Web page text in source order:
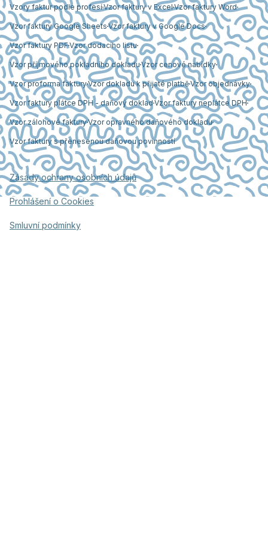
Vzory faktur podle profesíVzor faktury v ExcelVzor faktury Word
Vzor faktury Google Sheets Vzor faktury v Google Docs
Vzor faktury PDFVzor dodacího listu
Vzor příjmového pokladního dokladu Vzor cenové nabídky
Vzor proforma fakturyVzor dokladu k přijaté platběVzor objednávky
Vzor faktury plátce DPH - daňový doklad Vzor faktury neplátce DPH
Vzor zálohové fakturyVzor opravného daňového dokladu
Vzor faktury s přenesenou daňovou povinností
Zásady ochrany osobních údajů
Prohlášení o Cookies
Smluvní podmínky